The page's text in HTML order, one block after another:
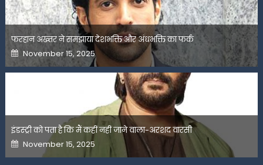
फरहान अख्तर ने समझाया देशभक्ति और अंधभक्ति का फर्क
Posted
on
November 15, 2025
इंडस्ट्री को पता है कि मैं कहीं नहीं जाने वाला-अरशद वारसी
Posted
on
November 15, 2025